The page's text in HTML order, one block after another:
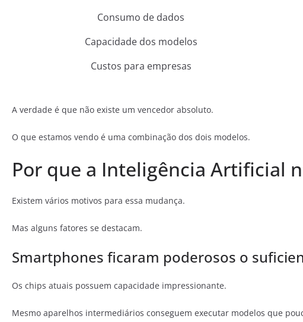
Consumo de dados
Capacidade dos modelos
Custos para empresas
A verdade é que não existe um vencedor absoluto.
O que estamos vendo é uma combinação dos dois modelos.
Por que a Inteligência Artificial
Existem vários motivos para essa mudança.
Mas alguns fatores se destacam.
Smartphones ficaram poderosos o
Os chips atuais possuem capacidade impressionante.
Mesmo aparelhos intermediários conseguem executar modelos que